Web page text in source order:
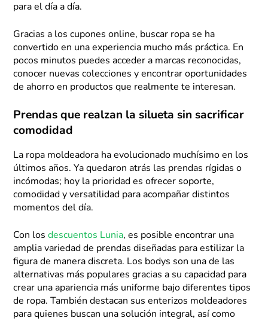
para el día a día.
Gracias a los cupones online, buscar ropa se ha
convertido en una experiencia mucho más práctica. En
pocos minutos puedes acceder a marcas reconocidas,
conocer nuevas colecciones y encontrar oportunidades
de ahorro en productos que realmente te interesan.
Prendas que realzan la silueta sin sacrificar
comodidad
La ropa moldeadora ha evolucionado muchísimo en los
últimos años. Ya quedaron atrás las prendas rígidas o
incómodas; hoy la prioridad es ofrecer soporte,
comodidad y versatilidad para acompañar distintos
momentos del día.
Con losdescuentos Lunia, es posible encontrar una
amplia variedad de prendas diseñadas para estilizar la
figura de manera discreta. Los bodys son una de las
alternativas más populares gracias a su capacidad para
crear una apariencia más uniforme bajo diferentes tipos
de ropa. También destacan sus enterizos moldeadores
para quienes buscan una solución integral, así como